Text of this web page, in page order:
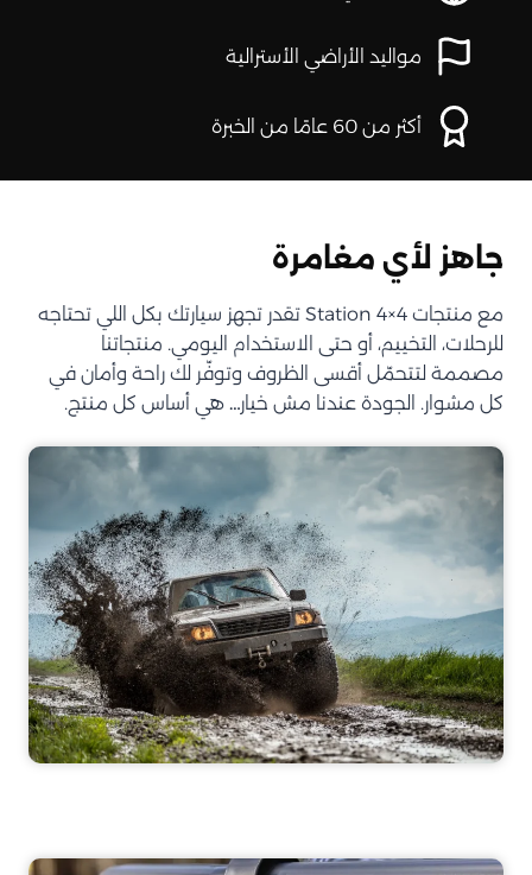
مواليد الأراضي الأسترالية
أكثر من 60 عامًا من الخبرة
جاهز لأي مغامرة
مع منتجات Station 4×4 تقدر تجهز سيارتك بكل اللي تحتاجه
للرحلات، التخييم، أو حتى الاستخدام اليومي. منتجاتنا
مصممة لتتحمّل أقسى الظروف وتوفّر لك راحة وأمان في
كل مشوار. الجودة عندنا مش خيار… هي أساس كل منتج.